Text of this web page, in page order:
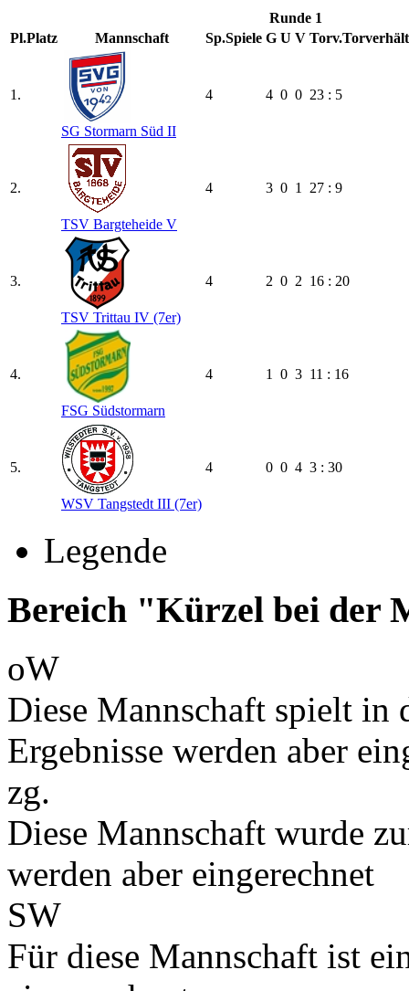
Runde 1
Pl.Platz Mannschaft Sp.Spiele G U V Torv.
1.
SG Stormarn Süd II
4 4 0 0 23 : 5
2.
TSV Bargteheide V
4 3 0 1 27 : 9
3.
TSV Trittau IV (7er)
4 2 0 2 16 : 20
4.
FSG Südstormarn
4 1 0 3 11 : 16
5.
WSV Tangstedt III (7er)
4 0 0 4 3 : 30
Legende
Bereich "Kürzel bei der
oW
Diese Mannschaft spielt in
Ergebnisse werden aber
zg.
Diese Mannschaft wurde
werden aber eingerechnet
SW
Für diese Mannschaft ist